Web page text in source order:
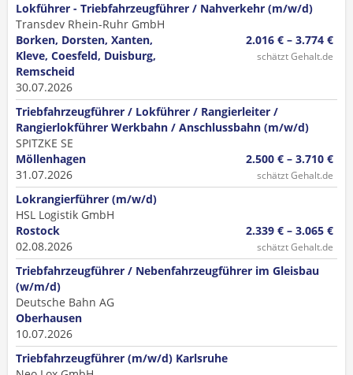
Lokführer - Triebfahrzeugführer / Nahverkehr (m/w/d)
Transdev Rhein-Ruhr GmbH
Borken, Dorsten, Xanten,
Kleve, Coesfeld, Duisburg,
Remscheid
30.07.2026
2.016 € – 3.774 €
schätzt Gehalt.de
Triebfahrzeugführer / Lokführer / Rangierleiter /
Rangierlokführer Werkbahn / Anschlussbahn (m/w/d)
SPITZKE SE
Möllenhagen
31.07.2026
2.500 € – 3.710 €
schätzt Gehalt.de
Lokrangierführer (m/w/d)
HSL Logistik GmbH
Rostock
02.08.2026
2.339 € – 3.065 €
schätzt Gehalt.de
Triebfahrzeugführer / Nebenfahrzeugführer im Gleisbau
(w/m/d)
Deutsche Bahn AG
Oberhausen
10.07.2026
Triebfahrzeugführer (m/w/d) Karlsruhe